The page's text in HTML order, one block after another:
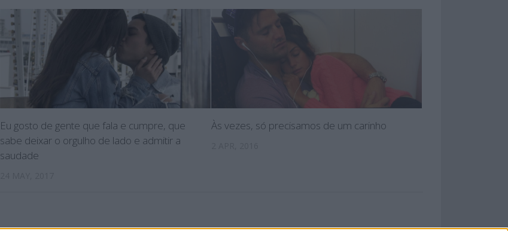
Eu gosto de gente que fala e cumpre, que
sabe deixar o orgulho de lado e admitir a
saudade
Às vezes, só precisamos de um carinho